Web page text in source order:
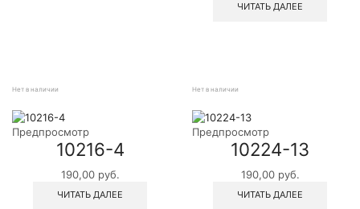
ЧИТАТЬ ДАЛЕЕ
Нет в наличии
Предпросмотр
10216-4
190,00 руб.
ЧИТАТЬ ДАЛЕЕ
Нет в наличии
Предпросмотр
10224-13
190,00 руб.
ЧИТАТЬ ДАЛЕЕ